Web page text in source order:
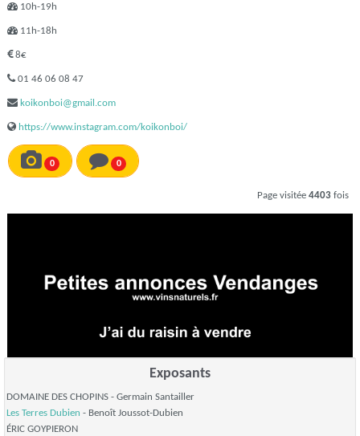
10h-19h
11h-18h
8€
01 46 06 08 47
koikonboi@gmail.com
https://www.instagram.com/koikonboi/
0 0
Page visitée 4403 fois
Exposants
DOMAINE DES CHOPINS - Germain Santailler
Les Terres Dubien - Benoît Joussot-Dubien
ÉRIC GOYPIERON